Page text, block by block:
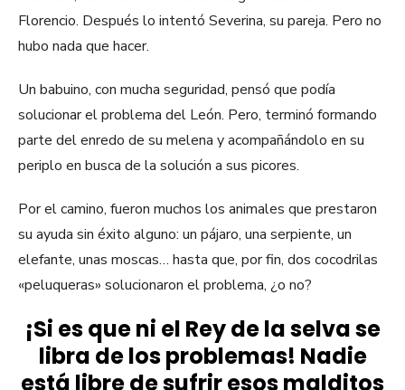
Florencio. Después lo intentó Severina, su pareja. Pero no
hubo nada que hacer.
Un babuino, con mucha seguridad, pensó que podía
solucionar el problema del León. Pero, terminó formando
parte del enredo de su melena y acompañándolo en su
periplo en busca de la solución a sus picores.
Por el camino, fueron muchos los animales que prestaron
su ayuda sin éxito alguno: un pájaro, una serpiente, un
elefante, unas moscas… hasta que, por fin, dos cocodrilas
«peluqueras» solucionaron el problema, ¿o no?
¡Si es que ni el Rey de la selva se
libra de los problemas! Nadie
está libre de sufrir esos malditos